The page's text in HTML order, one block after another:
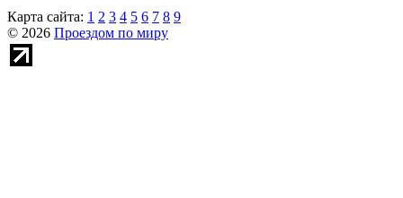
Карта сайта: 1 2 3 4 5 6 7 8 9
© 2026 Проездом по миру